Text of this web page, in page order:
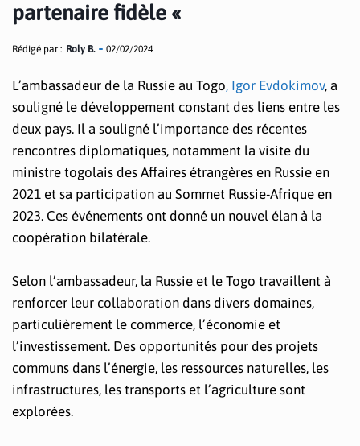
partenaire fidèle «
Rédigé par : Roly B. 02/02/2024
L’ambassadeur de la Russie au Togo, Igor Evdokimov, a
souligné le développement constant des liens entre les
deux pays. Il a souligné l’importance des récentes
rencontres diplomatiques, notamment la visite du
ministre togolais des Affaires étrangères en Russie en
2021 et sa participation au Sommet Russie-Afrique en
2023. Ces événements ont donné un nouvel élan à la
coopération bilatérale.
Selon l’ambassadeur, la Russie et le Togo travaillent à
renforcer leur collaboration dans divers domaines,
particulièrement le commerce, l’économie et
l’investissement. Des opportunités pour des projets
communs dans l’énergie, les ressources naturelles, les
infrastructures, les transports et l’agriculture sont
explorées.